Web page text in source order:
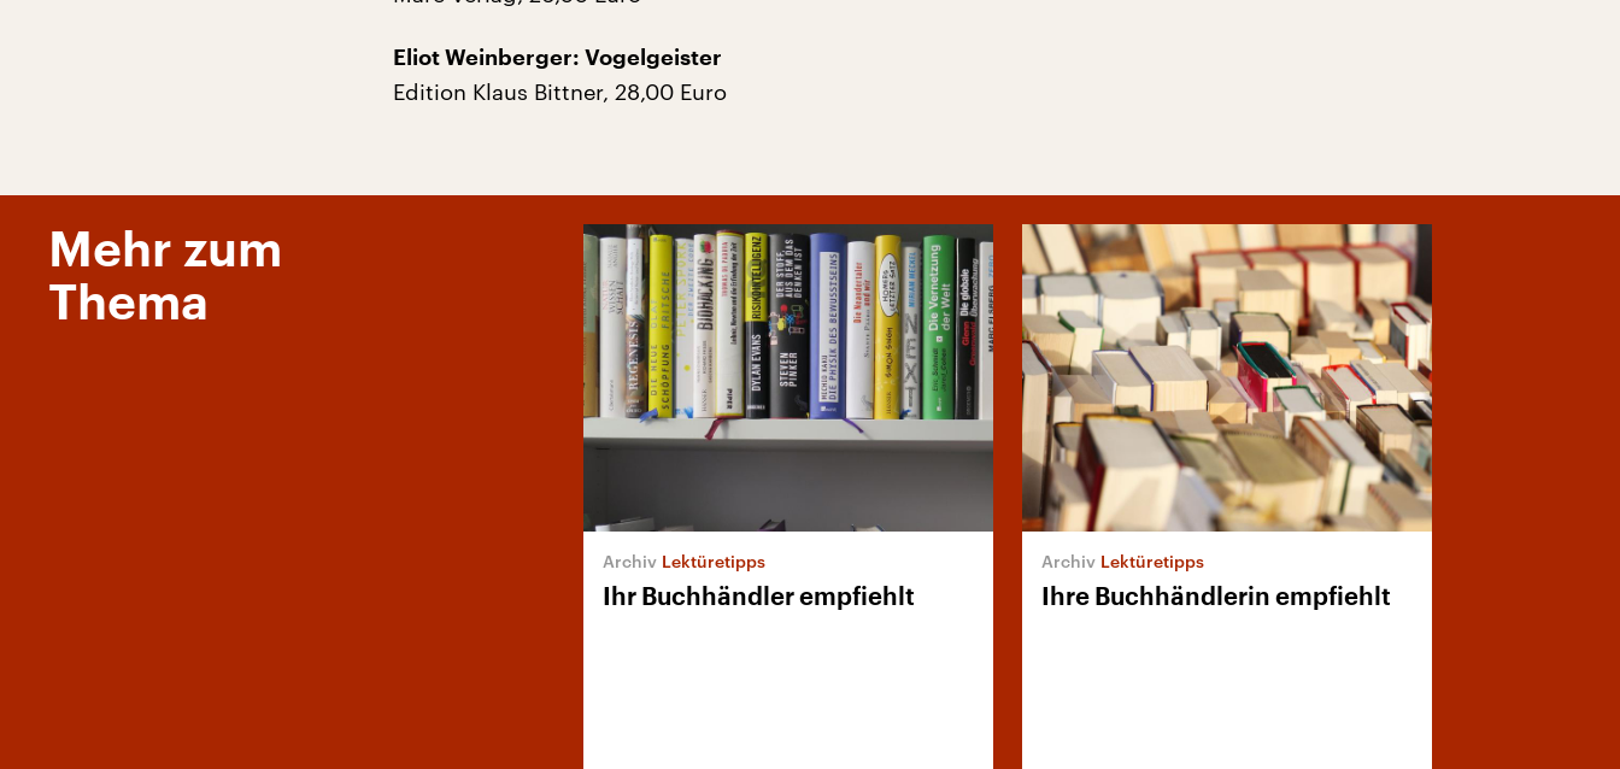
Eliot Weinberger: Vogelgeister
Edition Klaus Bittner, 28,00 Euro
Mehr zum
Thema
Lektüretipps
Ihr Buchhändler empfiehlt
Lektüretipps
Ihre Buchhändlerin empfiehlt